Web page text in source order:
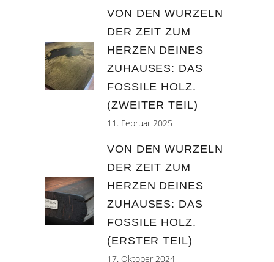
VON DEN WURZELN
DER ZEIT ZUM
HERZEN DEINES
ZUHAUSES: DAS
FOSSILE HOLZ.
(ZWEITER TEIL)
11. Februar 2025
VON DEN WURZELN
DER ZEIT ZUM
HERZEN DEINES
ZUHAUSES: DAS
FOSSILE HOLZ.
(ERSTER TEIL)
17. Oktober 2024